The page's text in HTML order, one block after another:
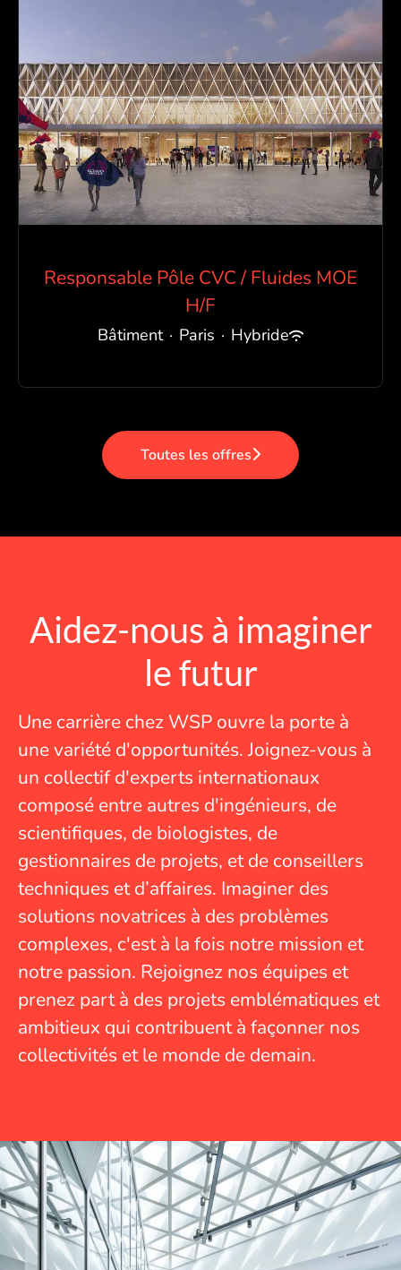
Responsable Pôle CVC / Fluides MOE
H/F
Bâtiment · Paris · Hybride
Toutes les offres
Aidez-nous à imaginer
le futur
Une carrière chez WSP ouvre la porte à
une variété d'opportunités. Joignez-vous à
un collectif d'experts internationaux
composé entre autres d'ingénieurs, de
scientifiques, de biologistes, de
gestionnaires de projets, et de conseillers
techniques et d’affaires. Imaginer des
solutions novatrices à des problèmes
complexes, c'est à la fois notre mission et
notre passion. Rejoignez nos équipes et
prenez part à des projets emblématiques et
ambitieux qui contribuent à façonner nos
collectivités et le monde de demain.